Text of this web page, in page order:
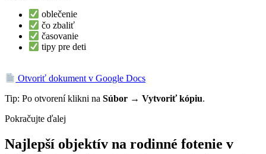
oblečenie
čo zbaliť
časovanie
tipy pre deti
Otvoriť dokument v Google Docs
Tip: Po otvorení klikni na Súbor → Vytvoriť kópiu.
Pokračujte ďalej
Najlepší objektív na rodinné fotenie v